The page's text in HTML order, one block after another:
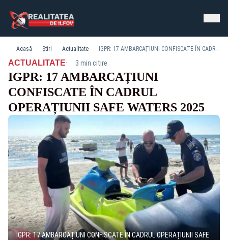
Acasă Știri Actualitate IGPR: 17 AMBARCAȚIUNI CONFISCATE ÎN CADRUL OPERAȚIUNII SAFE WATERS 2025
ACTUALITATE· 3 min citire
IGPR: 17 AMBARCAȚIUNI
CONFISCATE ÎN CADRUL
OPERAȚIUNII SAFE WATERS 2025
IGPR: 17 AMBARCAȚIUNI CONFISCATE ÎN CADRUL OPERAȚIUNII SAFE